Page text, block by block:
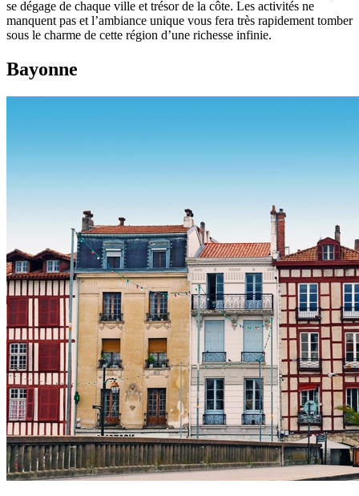
se dégage de chaque ville et trésor de la côte. Les activités ne
manquent pas et l’ambiance unique vous fera très rapidement tomber
sous le charme de cette région d’une richesse infinie.
Bayonne